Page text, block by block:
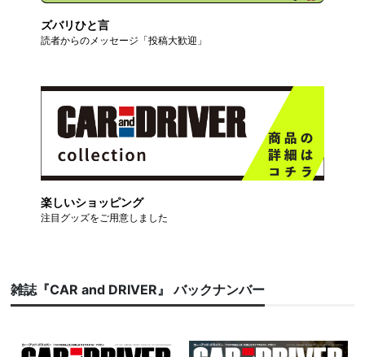
ズバリひと言
読者からのメッセージ「投稿大歓迎」
楽しいショッピング
注目グッズをご用意しました
雑誌『CAR and DRIVER』 バックナンバー